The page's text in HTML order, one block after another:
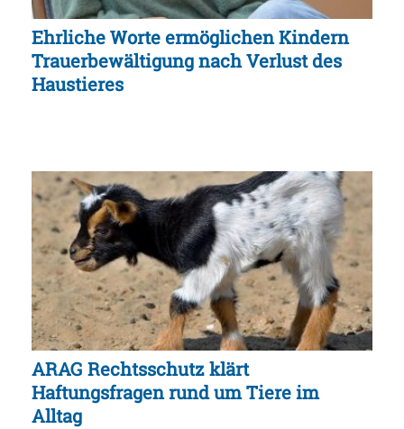
Ehrliche Worte ermöglichen Kindern
Trauerbewältigung nach Verlust des
Haustieres
ARAG Rechtsschutz klärt
Haftungsfragen rund um Tiere im
Alltag